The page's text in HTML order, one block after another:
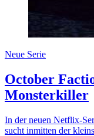
Neue Serie
October
Monsterkiller
In der neuen Netflix-
sucht inmitten der